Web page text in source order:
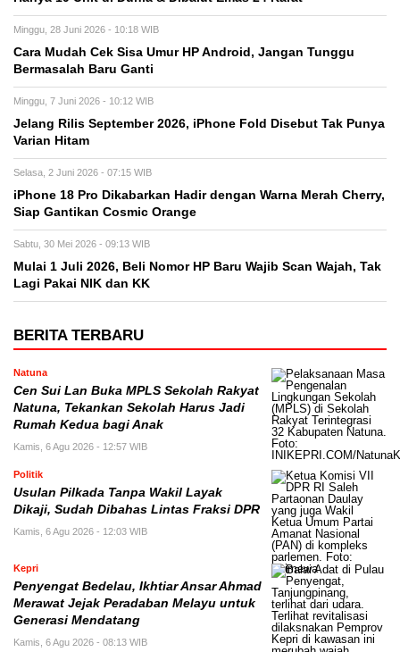
Minggu, 28 Juni 2026 - 10:18 WIB
Cara Mudah Cek Sisa Umur HP Android, Jangan Tunggu
Bermasalah Baru Ganti
Minggu, 7 Juni 2026 - 10:12 WIB
Jelang Rilis September 2026, iPhone Fold Disebut Tak Punya
Varian Hitam
Selasa, 2 Juni 2026 - 07:15 WIB
iPhone 18 Pro Dikabarkan Hadir dengan Warna Merah Cherry,
Siap Gantikan Cosmic Orange
Sabtu, 30 Mei 2026 - 09:13 WIB
Mulai 1 Juli 2026, Beli Nomor HP Baru Wajib Scan Wajah, Tak
Lagi Pakai NIK dan KK
BERITA TERBARU
Natuna
Cen Sui Lan Buka MPLS Sekolah Rakyat
Natuna, Tekankan Sekolah Harus Jadi
Rumah Kedua bagi Anak
Kamis, 6 Agu 2026 - 12:57 WIB
Politik
Usulan Pilkada Tanpa Wakil Layak
Dikaji, Sudah Dibahas Lintas Fraksi DPR
Kamis, 6 Agu 2026 - 12:03 WIB
Kepri
Penyengat Bedelau, Ikhtiar Ansar Ahmad
Merawat Jejak Peradaban Melayu untuk
Generasi Mendatang
Kamis, 6 Agu 2026 - 08:13 WIB